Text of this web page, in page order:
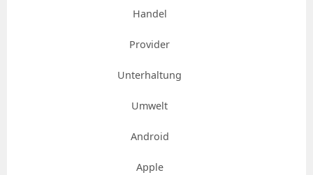
Handel
Provider
Unterhaltung
Umwelt
Android
Apple